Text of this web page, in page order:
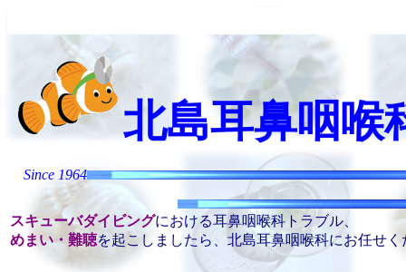
北島耳鼻咽喉
Since 1964
スキューバダイビングにおける耳鼻咽喉科トラブル、
めまい・難聴を起こしましたら、北島耳鼻咽喉科にお任せく